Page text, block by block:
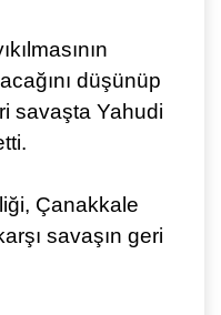
düşünüp
savaşta Yahudi
Çanakkale
savaşın geri